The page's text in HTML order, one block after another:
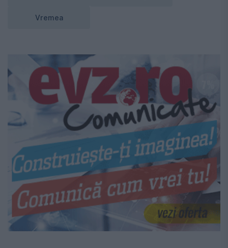
Vremea